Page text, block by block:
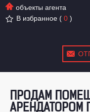
объекты агента
В избранное (0)
ПРОДАМ
АРЕНДАТОРОМ